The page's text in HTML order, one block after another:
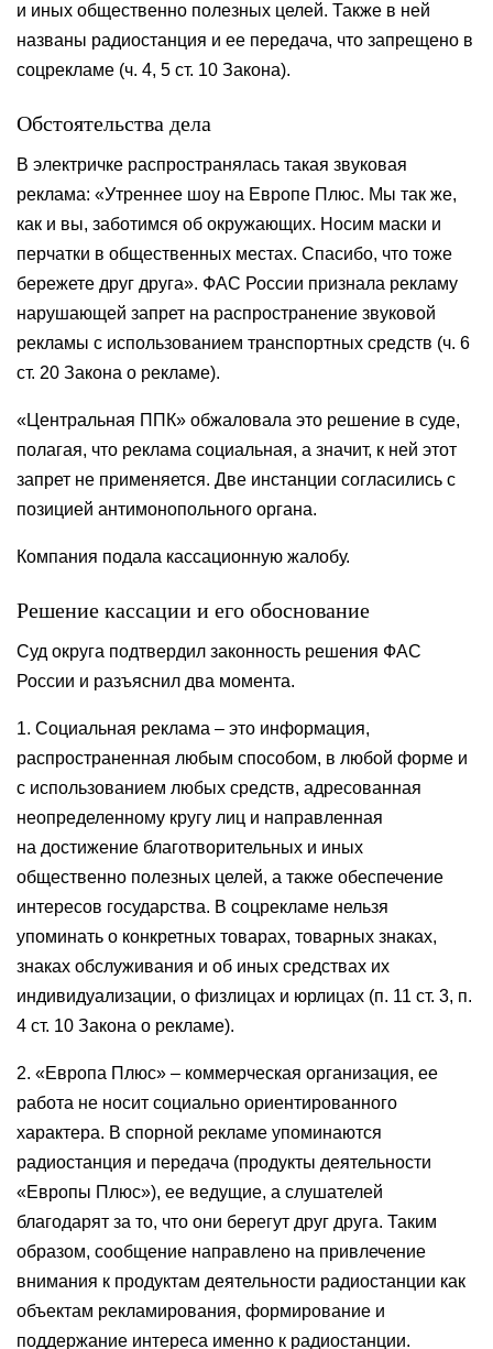
и иных общественно полезных целей. Также в ней
названы радиостанция и ее передача, что запрещено в
соцрекламе (ч. 4, 5 ст. 10 Закона).
Обстоятельства дела
В электричке распространялась такая звуковая
реклама: «Утреннее шоу на Европе Плюс. Мы так же,
как и вы, заботимся об окружающих. Носим маски и
перчатки в общественных местах. Спасибо, что тоже
бережете друг друга». ФАС России признала рекламу
нарушающей запрет на распространение звуковой
рекламы с использованием транспортных средств (ч. 6
ст. 20 Закона о рекламе).
«Центральная ППК» обжаловала это решение в суде,
полагая, что реклама социальная, а значит, к ней этот
запрет не применяется. Две инстанции согласились с
позицией антимонопольного органа.
Компания подала кассационную жалобу.
Решение кассации и его обоснование
Суд округа подтвердил законность решения ФАС
России и разъяснил два момента.
1. Социальная реклама – это информация,
распространенная любым способом, в любой форме и
с использованием любых средств, адресованная
неопределенному кругу лиц и направленная
на достижение благотворительных и иных
общественно полезных целей, а также обеспечение
интересов государства. В соцрекламе нельзя
упоминать о конкретных товарах, товарных знаках,
знаках обслуживания и об иных средствах их
индивидуализации, о физлицах и юрлицах (п. 11 ст. 3, п.
4 ст. 10 Закона о рекламе).
2. «Европа Плюс» – коммерческая организация, ее
работа не носит социально ориентированного
характера. В спорной рекламе упоминаются
радиостанция и передача (продукты деятельности
«Европы Плюс»), ее ведущие, а слушателей
благодарят за то, что они берегут друг друга. Таким
образом, сообщение направлено на привлечение
внимания к продуктам деятельности радиостанции как
объектам рекламирования, формирование и
поддержание интереса именно к радиостанции.